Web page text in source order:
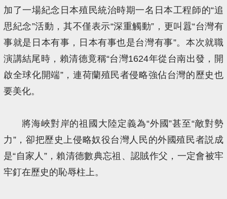
加了一場紀念日本殖民統治時期一名日本工程師的“追
思紀念”活動，其不僅表示“深重觸動”，更叫囂“台灣有
事就是日本有事，日本有事也是台灣有事”。本次就職
演講結尾時，賴清德竟稱“台灣1624年從台南出發，開
啟全球化開端”，連荷蘭殖民者侵略強佔台灣的歷史也
要美化。
將海峽對岸的祖國大陸定義為“外國”甚至“敵對勢
力”，卻把歷史上侵略奴役台灣人民的外國殖民者説成
是“自家人”，賴清德數典忘祖、認賊作父，一定會被牢
牢釘在歷史的恥辱柱上。